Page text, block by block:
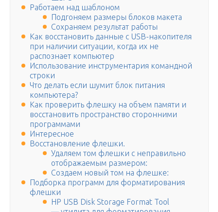
Работаем над шаблоном
Подгоняем размеры блоков макета
Сохраняем результат работы
Как восстановить данные с USB-накопителя
при наличии ситуации, когда их не
распознает компьютер
Использование инструментария командной
строки
Что делать если шумит блок питания
компьютера?
Как проверить флешку на объем памяти и
восстановить пространство сторонними
программами
Интересное
Восстановление флешки.
Удаляем том флешки с неправильно
отображаемым размером:
Создаем новый том на флешке:
Подборка программ для форматирования
флешки
HP USB Disk Storage Format Tool